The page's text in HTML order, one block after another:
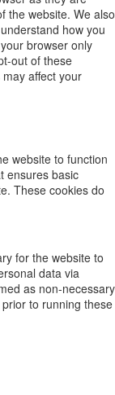
the website. We also
how you
browser only
out of these
affect your
website to function
ensures basic
These cookies do
for the website to
data via
as non-necessary
to running these